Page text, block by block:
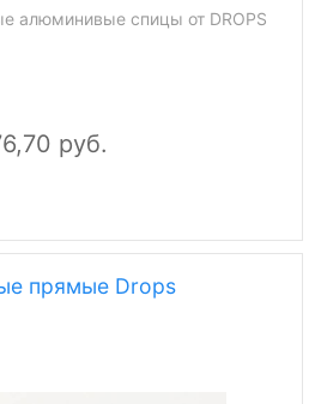
алюминивые спицы от DROPS
руб.
прямые Drops